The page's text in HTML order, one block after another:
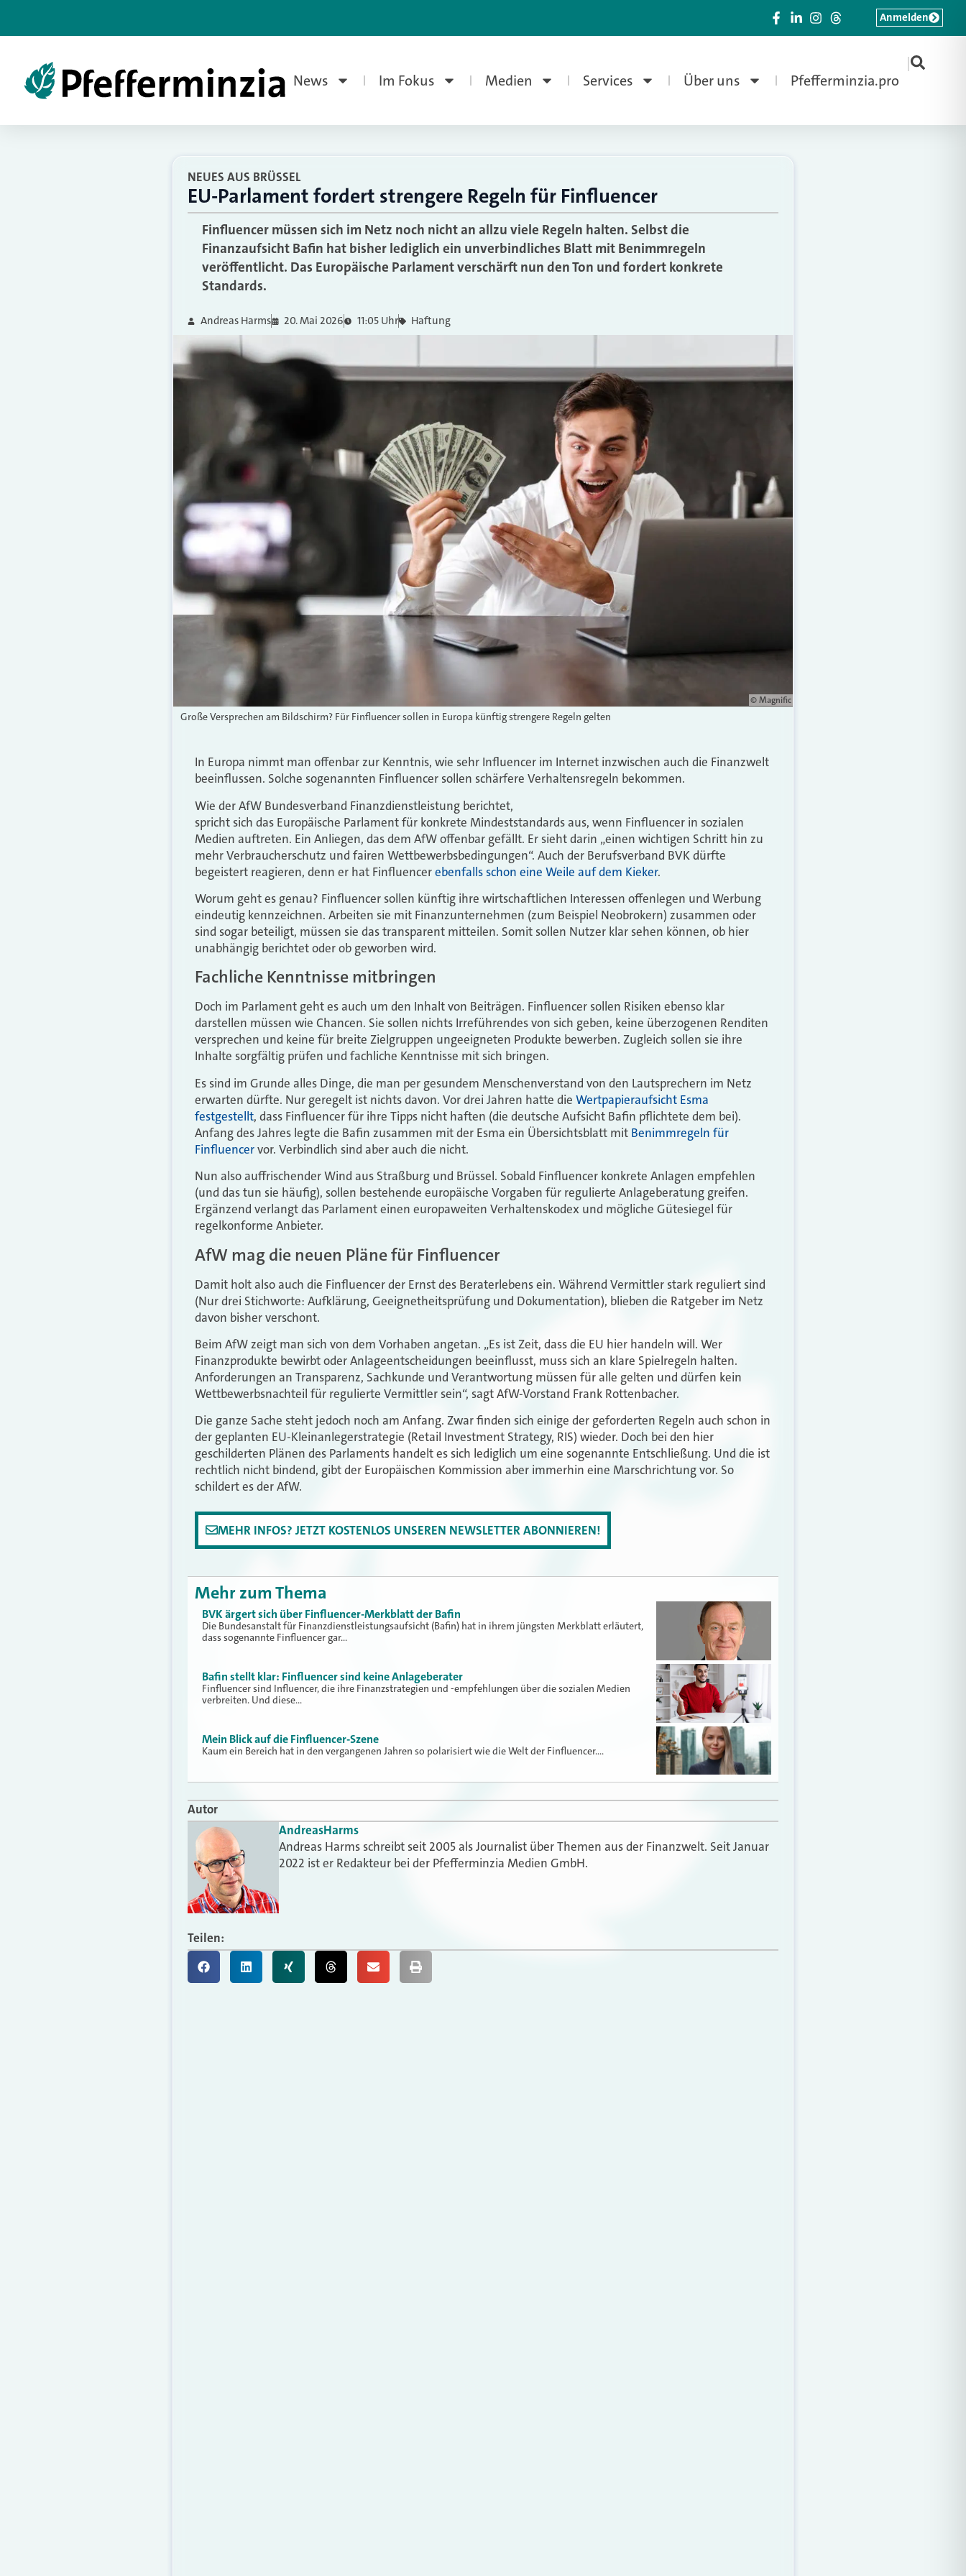
News Im Fokus Medien Services Über uns Pfefferminzia.pro
|
Anmelden
NEUES AUS BRÜSSEL
EU-Parlament fordert strengere Regeln für Finfluencer
Finfluencer müssen sich im Netz noch nicht an allzu viele Regeln halten. Selbst die
Finanzaufsicht Bafin hat bisher lediglich ein unverbindliches Blatt mit Benimmregeln
veröffentlicht. Das Europäische Parlament verschärft nun den Ton und fordert konkrete
Standards.
Andreas Harms 20. Mai 2026 11:05 Uhr Haftung
© Magnific
Große Versprechen am Bildschirm? Für Finfluencer sollen in Europa künftig strengere Regeln gelten
In Europa nimmt man offenbar zur Kenntnis, wie sehr Influencer im Internet inzwischen auch die Finanzwelt
beeinflussen. Solche sogenannten Finfluencer sollen schärfere Verhaltensregeln bekommen.
Wie der AfW Bundesverband Finanzdienstleistung berichtet,
spricht sich das Europäische Parlament für konkrete Mindeststandards aus, wenn Finfluencer in sozialen
Medien auftreten. Ein Anliegen, das dem AfW offenbar gefällt. Er sieht darin „einen wichtigen Schritt hin zu
mehr Verbraucherschutz und fairen Wettbewerbsbedingungen“. Auch der Berufsverband BVK dürfte
begeistert reagieren, denn er hat Finfluencerebenfalls schon eine Weile auf dem Kieker.
Worum geht es genau? Finfluencer sollen künftig ihre wirtschaftlichen Interessen offenlegen und Werbung
eindeutig kennzeichnen. Arbeiten sie mit Finanzunternehmen (zum Beispiel Neobrokern) zusammen oder
sind sogar beteiligt, müssen sie das transparent mitteilen. Somit sollen Nutzer klar sehen können, ob hier
unabhängig berichtet oder ob geworben wird.
Fachliche Kenntnisse mitbringen
Doch im Parlament geht es auch um den Inhalt von Beiträgen. Finfluencer sollen Risiken ebenso klar
darstellen müssen wie Chancen. Sie sollen nichts Irreführendes von sich geben, keine überzogenen Renditen
versprechen und keine für breite Zielgruppen ungeeigneten Produkte bewerben. Zugleich sollen sie ihre
Inhalte sorgfältig prüfen und fachliche Kenntnisse mit sich bringen.
Es sind im Grunde alles Dinge, die man per gesundem Menschenverstand von den Lautsprechern im Netz
erwarten dürfte. Nur geregelt ist nichts davon. Vor drei Jahren hatte die Wertpapieraufsicht Esma
festgestellt, dass Finfluencer für ihre Tipps nicht haften (die deutsche Aufsicht Bafin pflichtete dem bei).
Anfang des Jahres legte die Bafin zusammen mit der Esma ein Übersichtsblatt mit Benimmregeln für
Finfluencervor. Verbindlich sind aber auch die nicht.
Nun also auffrischender Wind aus Straßburg und Brüssel. Sobald Finfluencer konkrete Anlagen empfehlen
(und das tun sie häufig), sollen bestehende europäische Vorgaben für regulierte Anlageberatung greifen.
Ergänzend verlangt das Parlament einen europaweiten Verhaltenskodex und mögliche Gütesiegel für
regelkonforme Anbieter.
AfW mag die neuen Pläne für Finfluencer
Damit holt also auch die Finfluencer der Ernst des Beraterlebens ein. Während Vermittler stark reguliert sind
(Nur drei Stichworte: Aufklärung, Geeignetheitsprüfung und Dokumentation), blieben die Ratgeber im Netz
davon bisher verschont.
Beim AfW zeigt man sich von dem Vorhaben angetan. „Es ist Zeit, dass die EU hier handeln will. Wer
Finanzprodukte bewirbt oder Anlageentscheidungen beeinflusst, muss sich an klare Spielregeln halten.
Anforderungen an Transparenz, Sachkunde und Verantwortung müssen für alle gelten und dürfen kein
Wettbewerbsnachteil für regulierte Vermittler sein“, sagt AfW-Vorstand Frank Rottenbacher.
Die ganze Sache steht jedoch noch am Anfang. Zwar finden sich einige der geforderten Regeln auch schon in
der geplanten EU-Kleinanlegerstrategie (Retail Investment Strategy, RIS) wieder. Doch bei den hier
geschilderten Plänen des Parlaments handelt es sich lediglich um eine sogenannte Entschließung. Und die ist
rechtlich nicht bindend, gibt der Europäischen Kommission aber immerhin eine Marschrichtung vor. So
schildert es der AfW.
MEHR INFOS? JETZT KOSTENLOS UNSEREN NEWSLETTER ABONNIEREN!
Mehr zum Thema
BVK ärgert sich über Finfluencer-Merkblatt der Bafin
Die Bundesanstalt für Finanzdienstleistungsaufsicht (Bafin) hat in ihrem jüngsten Merkblatt erläutert,
dass sogenannte Finfluencer gar…
Bafin stellt klar: Finfluencer sind keine Anlageberater
Finfluencer sind Influencer, die ihre Finanzstrategien und -empfehlungen über die sozialen Medien
verbreiten. Und diese…
Mein Blick auf die Finfluencer-Szene
Kaum ein Bereich hat in den vergangenen Jahren so polarisiert wie die Welt der Finfluencer.…
Autor
AndreasHarms
Andreas Harms schreibt seit 2005 als Journalist über Themen aus der Finanzwelt. Seit Januar
2022 ist er Redakteur bei der Pfefferminzia Medien GmbH.
Teilen: